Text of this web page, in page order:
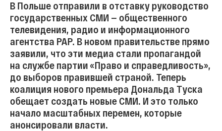
В Польше отправили в отставку руководство
государственных СМИ — общественного
телевидения, радио и информационного
агентства PAP. В новом правительстве прямо
заявили, что эти медиа стали пропагандой
на службе партии «Право и справедливость»,
до выборов правившей страной. Теперь
коалиция нового премьера Дональда Туска
обещает создать новые СМИ. И это только
начало масштабных перемен, которые
анонсировали власти.